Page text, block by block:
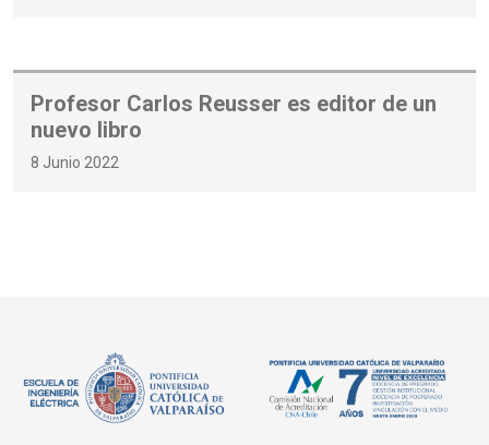
Profesor Carlos Reusser es editor de un
nuevo libro
8 Junio 2022